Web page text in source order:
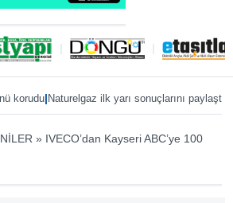
| Naturelgaz ilk yarı sonuçlarını paylaştı|MAN,
» IVECO’dan Kayseri ABC’ye 100